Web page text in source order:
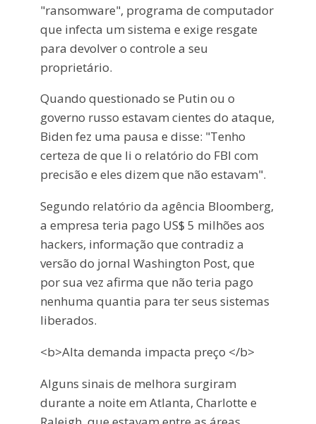
"ransomware", programa de computador
que infecta um sistema e exige resgate
para devolver o controle a seu
proprietário.
Quando questionado se Putin ou o
governo russo estavam cientes do ataque,
Biden fez uma pausa e disse: "Tenho
certeza de que li o relatório do FBI com
precisão e eles dizem que não estavam".
Segundo relatório da agência Bloomberg,
a empresa teria pago US$ 5 milhões aos
hackers, informação que contradiz a
versão do jornal Washington Post, que
por sua vez afirma que não teria pago
nenhuma quantia para ter seus sistemas
liberados.
<b>Alta demanda impacta preço </b>
Alguns sinais de melhora surgiram
durante a noite em Atlanta, Charlotte e